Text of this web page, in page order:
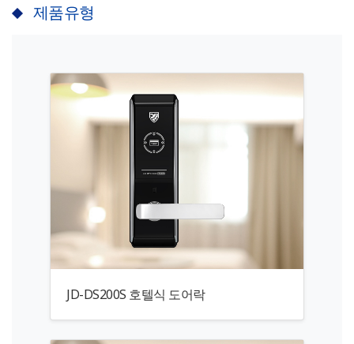
제품유형
JD-DS200S 호텔식 도어락